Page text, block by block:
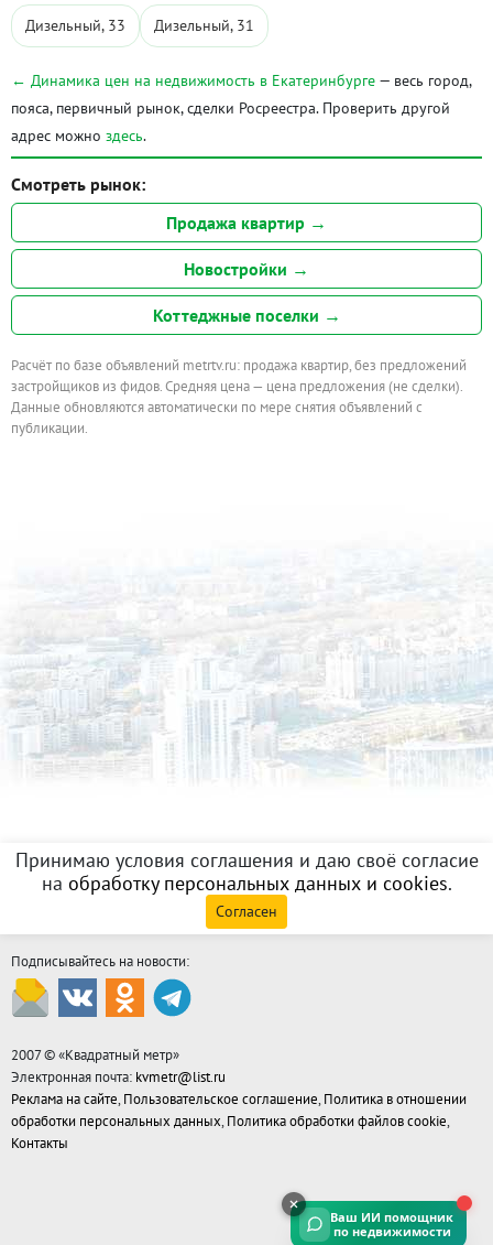
Дизельный, 33 Дизельный, 31
← Динамика цен на недвижимость в Екатеринбурге — весь город,
пояса, первичный рынок, сделки Росреестра. Проверить другой
адрес можно здесь.
Смотреть рынок:
Продажа квартир →
Новостройки →
Коттеджные поселки →
Расчёт по базе объявлений metrtv.ru: продажа квартир, без предложений
застройщиков из фидов. Средняя цена — цена предложения (не сделки).
Данные обновляются автоматически по мере снятия объявлений с
публикации.
Принимаю условия соглашения и даю своё согласие
на обработку персональных данных и cookies.
Согласен
Подписывайтесь на новости:
2007 © «Квадратный метр»
Электронная почта: kvmetr@list.ru
Реклама на сайте, Пользовательское соглашение, Политика в отношении
обработки персональных данных, Политика обработки файлов cookie,
Контакты
Ваш ИИ помощник
по недвижимости